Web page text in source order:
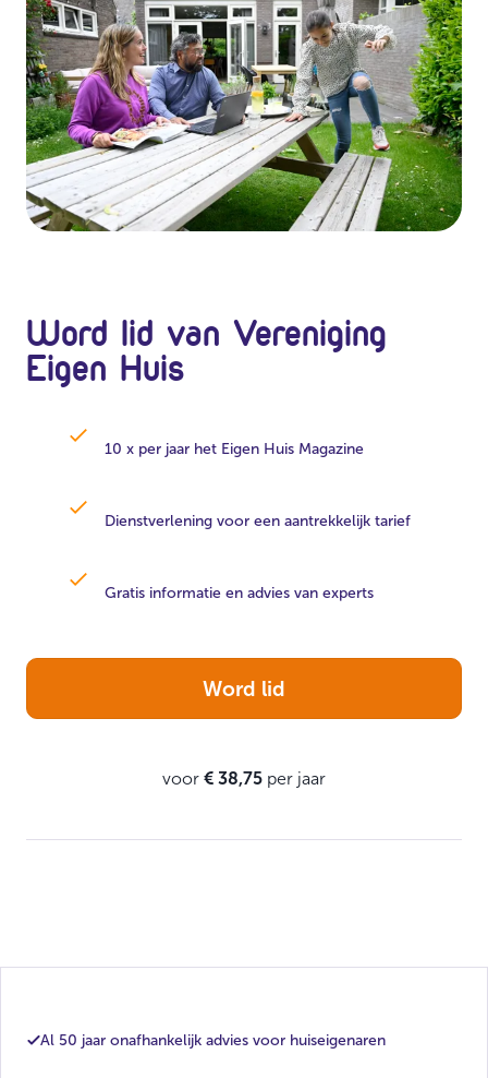
Word lid van Vereniging
Eigen Huis
10 x per jaar het Eigen Huis Magazine
Dienstverlening voor een aantrekkelijk tarief
Gratis informatie en advies van experts
Word lid
voor € 38,75 per jaar
Al 50 jaar onafhankelijk advies voor huiseigenaren